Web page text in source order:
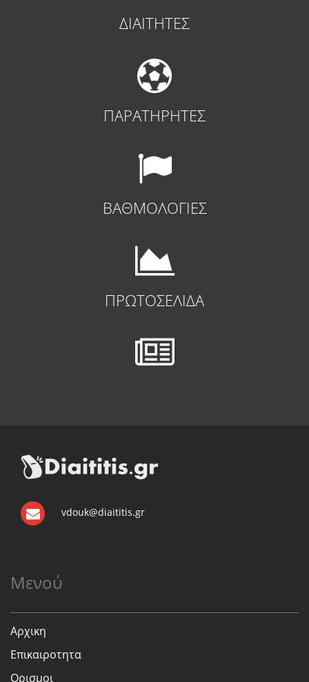
ΔΙΑΙΤΗΤΕΣ
ΠΑΡΑΤΗΡΗΤΕΣ
ΒΑΘΜΟΛΟΓΙΕΣ
ΠΡΩΤΟΣΕΛΙΔΑ
vdouk@diaititis.gr
Μενού
Αρχικη
Επικαιροτητα
Ορισμοι